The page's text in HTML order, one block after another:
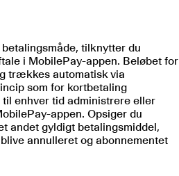
tilknytter du
i MobilePay-appen. Beløbet for
trækkes automatisk via
som for kortbetaling
enhver tid administrere eller
appen. Opsiger du
andet gyldigt betalingsmiddel,
annulleret og abonnementet